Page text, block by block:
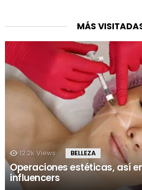
MÁS
12.2k Views BELLEZA
Operaciones estéticas, así
influencers